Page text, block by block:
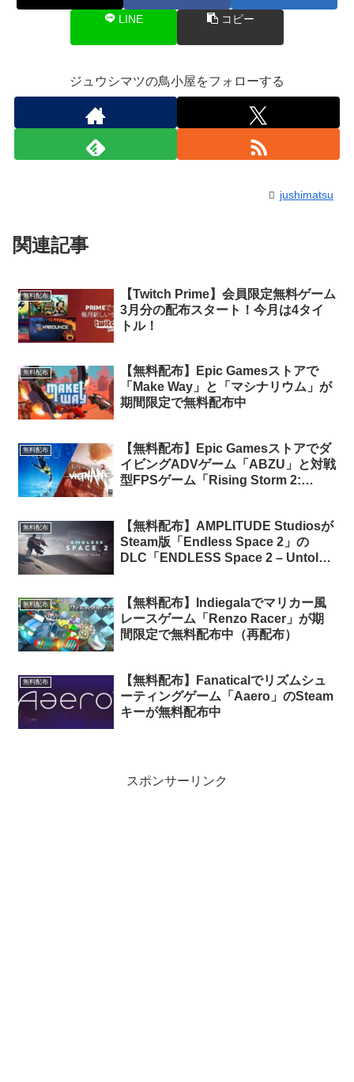
LINE コピー
ジュウシマツの鳥小屋をフォローする
jushimatsu
関連記事
無料配布
【Twitch Prime】会員限定無料ゲーム
3月分の配布スタート！今月は4タイ
トル！
無料配布
【無料配布】Epic Gamesストアで
「Make Way」と「マシナリウム」が
期間限定で無料配布中
無料配布
【無料配布】Epic Gamesストアでダ
イビングADVゲーム「ABZU」と対戦
型FPSゲーム「Rising Storm 2:
無料配布
【無料配布】AMPLITUDE Studiosが
Steam版「Endless Space 2」の
DLC「ENDLESS Space 2 – Untold
無料配布
【無料配布】Indiegalaでマリカー風
レースゲーム「Renzo Racer」が期
間限定で無料配布中（再配布）
無料配布
【無料配布】Fanaticalでリズムシュ
ーティングゲーム「Aaero」のSteam
キーが無料配布中
スポンサーリンク